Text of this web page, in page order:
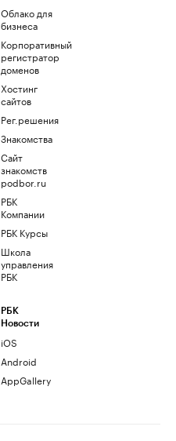
Облако для
бизнеса
Корпоративный
регистратор
доменов
Хостинг
сайтов
Рег.решения
Знакомства
Сайт
знакомств
podbor.ru
РБК
Компании
РБК Курсы
Школа
управления
РБК
РБК
Новости
iOS
Android
AppGallery